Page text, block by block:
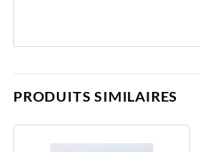
PRODUITS SIMILAIRES